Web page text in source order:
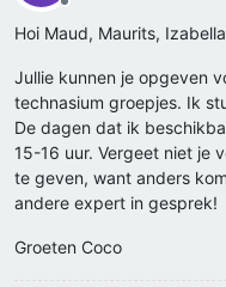
Offline
Hoi Maud, Maurits,
Jullie kunnen je opgeven
technasium groepjes. Ik
De dagen dat ik
15-16 uur. Vergeet niet je
te geven, want anders
andere expert in gesprek!
Groeten Coco